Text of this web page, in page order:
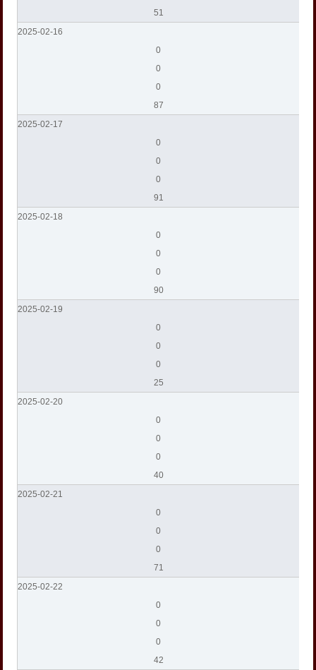
51
2025-02-16
0
0
0
87
2025-02-17
0
0
0
91
2025-02-18
0
0
0
90
2025-02-19
0
0
0
25
2025-02-20
0
0
0
40
2025-02-21
0
0
0
71
2025-02-22
0
0
0
42